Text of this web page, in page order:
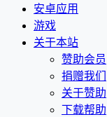
安卓应用
游戏
关于本站
赞助会员
捐赠我们
关于赞助
下载帮助